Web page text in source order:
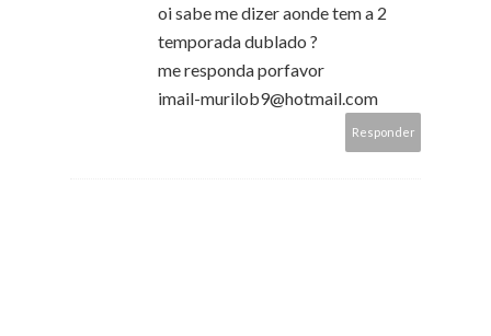
oi sabe me dizer aonde tem a 2
temporada dublado ?
me responda porfavor
imail-murilob9@hotmail.com
Responder